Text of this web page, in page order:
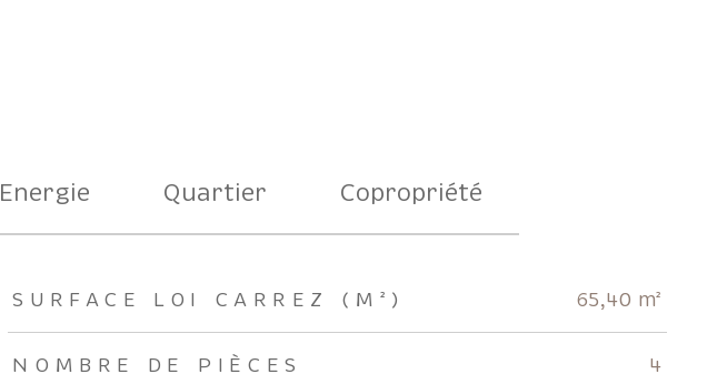
Energie Quartier Copropriété
SURFACE LOI CARREZ (M²) 65,40 m²
NOMBRE DE PIÈCES 4